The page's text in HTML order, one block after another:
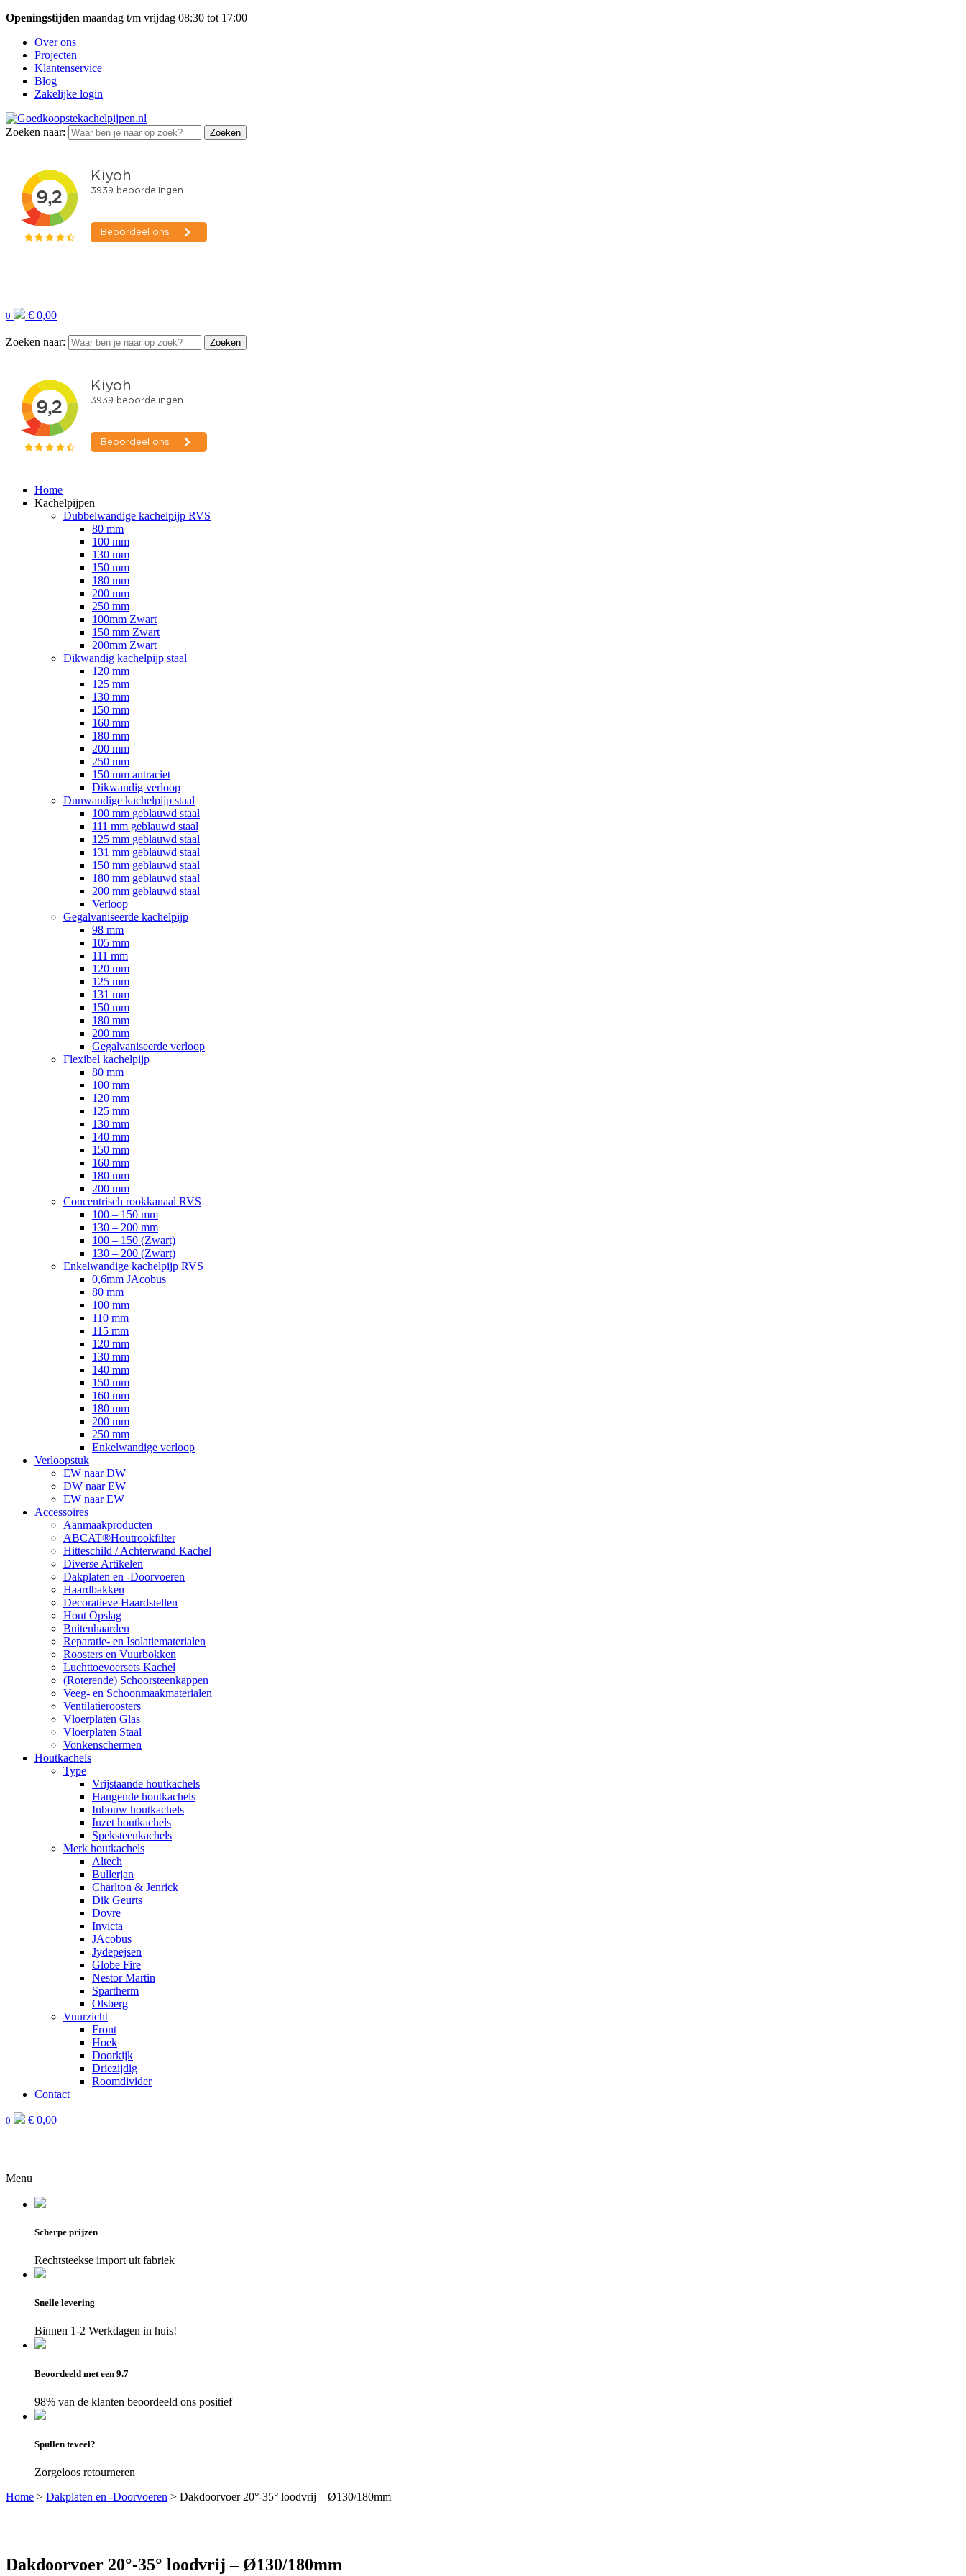
Openingstijden maandag t/m vrijdag 08:30 tot 17:00
Over ons
Projecten
Klantenservice
Blog
Zakelijke login
Zoeken naar: Zoeken
0 € 0,00
Zoeken naar: Zoeken
Home
Kachelpijpen
Dubbelwandige kachelpijp RVS
80 mm
100 mm
130 mm
150 mm
180 mm
200 mm
250 mm
100mm Zwart
150 mm Zwart
200mm Zwart
Dikwandig kachelpijp staal
120 mm
125 mm
130 mm
150 mm
160 mm
180 mm
200 mm
250 mm
150 mm antraciet
Dikwandig verloop
Dunwandige kachelpijp staal
100 mm geblauwd staal
111 mm geblauwd staal
125 mm geblauwd staal
131 mm geblauwd staal
150 mm geblauwd staal
180 mm geblauwd staal
200 mm geblauwd staal
Verloop
Gegalvaniseerde kachelpijp
98 mm
105 mm
111 mm
120 mm
125 mm
131 mm
150 mm
180 mm
200 mm
Gegalvaniseerde verloop
Flexibel kachelpijp
80 mm
100 mm
120 mm
125 mm
130 mm
140 mm
150 mm
160 mm
180 mm
200 mm
Concentrisch rookkanaal RVS
100 – 150 mm
130 – 200 mm
100 – 150 (Zwart)
130 – 200 (Zwart)
Enkelwandige kachelpijp RVS
0,6mm JAcobus
80 mm
100 mm
110 mm
115 mm
120 mm
130 mm
140 mm
150 mm
160 mm
180 mm
200 mm
250 mm
Enkelwandige verloop
Verloopstuk
EW naar DW
DW naar EW
EW naar EW
Accessoires
Aanmaakproducten
ABCAT®Houtrookfilter
Hitteschild / Achterwand Kachel
Diverse Artikelen
Dakplaten en -Doorvoeren
Haardbakken
Decoratieve Haardstellen
Hout Opslag
Buitenhaarden
Reparatie- en Isolatiematerialen
Roosters en Vuurbokken
Luchttoevoersets Kachel
(Roterende) Schoorsteenkappen
Veeg- en Schoonmaakmaterialen
Ventilatieroosters
Vloerplaten Glas
Vloerplaten Staal
Vonkenschermen
Houtkachels
Type
Vrijstaande houtkachels
Hangende houtkachels
Inbouw houtkachels
Inzet houtkachels
Speksteenkachels
Merk houtkachels
Altech
Bullerjan
Charlton & Jenrick
Dik Geurts
Dovre
Invicta
JAcobus
Jydepejsen
Globe Fire
Nestor Martin
Spartherm
Olsberg
Vuurzicht
Front
Hoek
Doorkijk
Driezijdig
Roomdivider
Contact
0 € 0,00
Menu
Scherpe prijzen
Rechtsteekse import uit fabriek
Snelle levering
Binnen 1-2 Werkdagen in huis!
Beoordeeld met een 9.7
98% van de klanten beoordeeld ons positief
Spullen teveel?
Zorgeloos retourneren
Home > Dakplaten en -Doorvoeren > Dakdoorvoer 20°-35° loodvrij – Ø130/180mm
Dakdoorvoer 20°-35° loodvrij – Ø130/180mm